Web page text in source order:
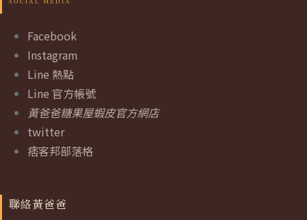
Facebook
Instagram
Line 熱點
Line 官方帳號
黃爸爸糖果屋蝦皮官方網店
twitter
痞客邦部落格
聯絡黃爸爸